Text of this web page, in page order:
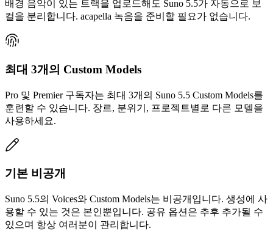
배경 음악이 있는 트랙을 업로드해도 Suno 5.5가 자동으로 보
컬을 분리합니다. acapella 녹음을 준비할 필요가 없습니다.
최대 3개의 Custom Models
Pro 및 Premier 구독자는 최대 3개의 Suno 5.5 Custom Models를
훈련할 수 있습니다. 장르, 분위기, 프로젝트별로 다른 모델을
사용하세요.
기본 비공개
Suno 5.5의 Voices와 Custom Models는 비공개입니다. 생성에 사
용할 수 있는 것은 본인뿐입니다. 공유 옵션은 추후 추가될 수
있으며 항상 여러분이 관리합니다.